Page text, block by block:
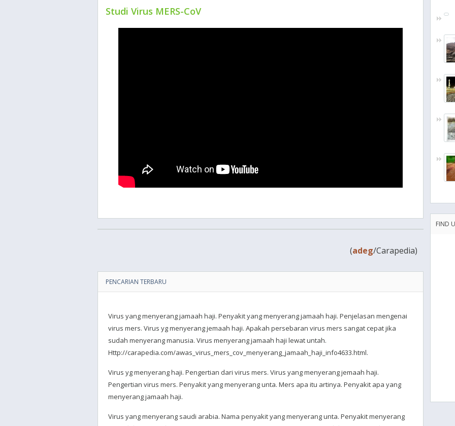
Studi Virus MERS-CoV
(adeg/Carapedia)
PENCARIAN TERBARU
Virus yang menyerang jamaah haji. Penyakit yang menyerang jamaah haji. Penjelasan mengenai
virus mers. Virus yg menyerang jemaah haji. Apakah persebaran virus mers sangat cepat jika
sudah menyerang manusia. Virus menyerang jamaah haji lewat untah.
Http://carapedia.com/awas_virus_mers_cov_menyerang_jamaah_haji_info4633.html.
Virus yg menyerang haji. Pengertian dari virus mers. Virus yang menyerang jemaah haji.
Pengertian virus mers. Penyakit yang menyerang unta. Mers apa itu artinya. Penyakit apa yang
menyerang jamaah haji.
Virus yang menyerang saudi arabia. Nama penyakit yang menyerang unta. Penyakit menyerang
FIND